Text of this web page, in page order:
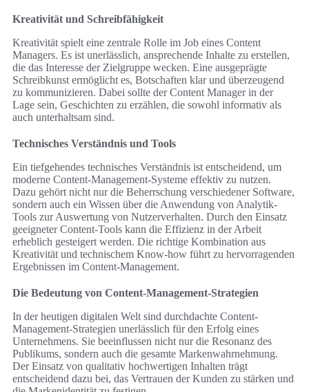
Kreativität und Schreibfähigkeit
Kreativität spielt eine zentrale Rolle im Job eines Content
Managers. Es ist unerlässlich, ansprechende Inhalte zu erstellen,
die das Interesse der Zielgruppe wecken. Eine ausgeprägte
Schreibkunst ermöglicht es, Botschaften klar und überzeugend
zu kommunizieren. Dabei sollte der Content Manager in der
Lage sein, Geschichten zu erzählen, die sowohl informativ als
auch unterhaltsam sind.
Technisches Verständnis und Tools
Ein tiefgehendes technisches Verständnis ist entscheidend, um
moderne Content-Management-Systeme effektiv zu nutzen.
Dazu gehört nicht nur die Beherrschung verschiedener Software,
sondern auch ein Wissen über die Anwendung von Analytik-
Tools zur Auswertung von Nutzerverhalten. Durch den Einsatz
geeigneter Content-Tools kann die Effizienz in der Arbeit
erheblich gesteigert werden. Die richtige Kombination aus
Kreativität und technischem Know-how führt zu hervorragenden
Ergebnissen im Content-Management.
Die Bedeutung von Content-Management-Strategien
In der heutigen digitalen Welt sind durchdachte Content-
Management-Strategien unerlässlich für den Erfolg eines
Unternehmens. Sie beeinflussen nicht nur die Resonanz des
Publikums, sondern auch die gesamte Markenwahrnehmung.
Der Einsatz von qualitativ hochwertigen Inhalten trägt
entscheidend dazu bei, das Vertrauen der Kunden zu stärken und